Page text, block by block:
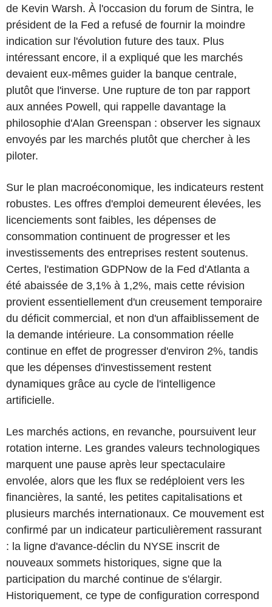
de Kevin Warsh. À l'occasion du forum de Sintra, le
président de la Fed a refusé de fournir la moindre
indication sur l'évolution future des taux. Plus
intéressant encore, il a expliqué que les marchés
devaient eux-mêmes guider la banque centrale,
plutôt que l'inverse. Une rupture de ton par rapport
aux années Powell, qui rappelle davantage la
philosophie d'Alan Greenspan : observer les signaux
envoyés par les marchés plutôt que chercher à les
piloter.
Sur le plan macroéconomique, les indicateurs restent
robustes. Les offres d'emploi demeurent élevées, les
licenciements sont faibles, les dépenses de
consommation continuent de progresser et les
investissements des entreprises restent soutenus.
Certes, l'estimation GDPNow de la Fed d'Atlanta a
été abaissée de 3,1% à 1,2%, mais cette révision
provient essentiellement d'un creusement temporaire
du déficit commercial, et non d'un affaiblissement de
la demande intérieure. La consommation réelle
continue en effet de progresser d'environ 2%, tandis
que les dépenses d'investissement restent
dynamiques grâce au cycle de l'intelligence
artificielle.
Les marchés actions, en revanche, poursuivent leur
rotation interne. Les grandes valeurs technologiques
marquent une pause après leur spectaculaire
envolée, alors que les flux se redéploient vers les
financières, la santé, les petites capitalisations et
plusieurs marchés internationaux. Ce mouvement est
confirmé par un indicateur particulièrement rassurant
: la ligne d'avance-déclin du NYSE inscrit de
nouveaux sommets historiques, signe que la
participation du marché continue de s'élargir.
Historiquement, ce type de configuration correspond